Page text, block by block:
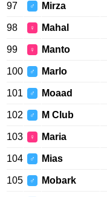
97 ♂ Mirza
98 ♀ Mahal
99 ♀ Manto
100 ♂ Marlo
101 ♂ Moaad
102 ♂ M Club
103 ♀ Maria
104 ♂ Mias
105 ♂ Mobark